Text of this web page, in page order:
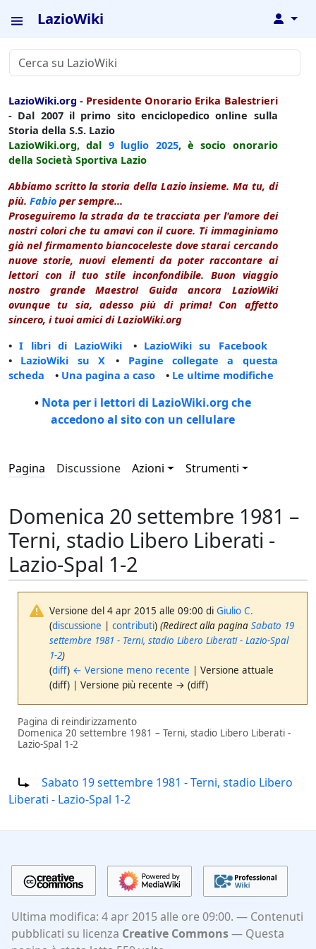
LazioWiki ↓
LazioWiki.org - Presidente Onorario Erika Balestrieri
- Dal 2007 il primo sito enciclopedico online sulla
Storia della S.S. Lazio
LazioWiki.org, dal 9 luglio 2025, è socio onorario
della Società Sportiva Lazio
Abbiamo scritto la storia della Lazio insieme. Ma tu, di
più. Fabio per sempre...
Proseguiremo la strada da te tracciata per l'amore dei
nostri colori che tu amavi con il cuore. Ti immaginiamo
già nel firmamento biancoceleste dove starai cercando
nuove storie, nuovi elementi da poter raccontare ai
lettori con il tuo stile inconfondibile. Buon viaggio
nostro grande Maestro! Guida ancora LazioWiki
ovunque tu sia, adesso più di prima! Con affetto
sincero, i tuoi amici di LazioWiki.org
•I libri di LazioWiki • LazioWiki su Facebook
• LazioWiki su X • Pagine collegate a questa
scheda • Una pagina a caso • Le ultime modifiche
• Nota per i lettori di LazioWiki.org che
accedono al sito con un cellulare
Pagina Discussione Azioni Strumenti
Domenica 20 settembre 1981 –
Terni, stadio Libero Liberati -
Lazio-Spal 1-2
Versione del 4 apr 2015 alle 09:00 diGiulio C.
(discussione |contributi) (Redirect alla paginaSabato 19
settembre 1981 - Terni, stadio Libero Liberati - Lazio-Spal
1-2)
(diff) ← Versione meno recente | Versione attuale
(diff) | Versione più recente → (diff)
Pagina di reindirizzamento
Domenica 20 settembre 1981 – Terni, stadio Libero Liberati -
Lazio-Spal 1-2
Sabato 19 settembre 1981 - Terni, stadio Libero
Liberati - Lazio-Spal 1-2
Ultima modifica: 4 apr 2015 alle ore 09:00.
Contenuti
pubblicati su licenza Creative Commons
Questa